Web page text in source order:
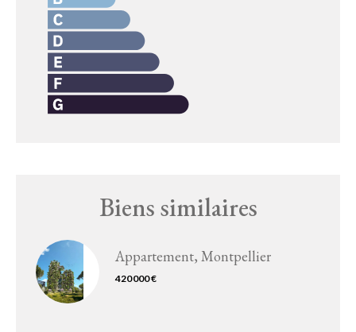
Biens similaires
Appartement, Montpellier
420 000 €